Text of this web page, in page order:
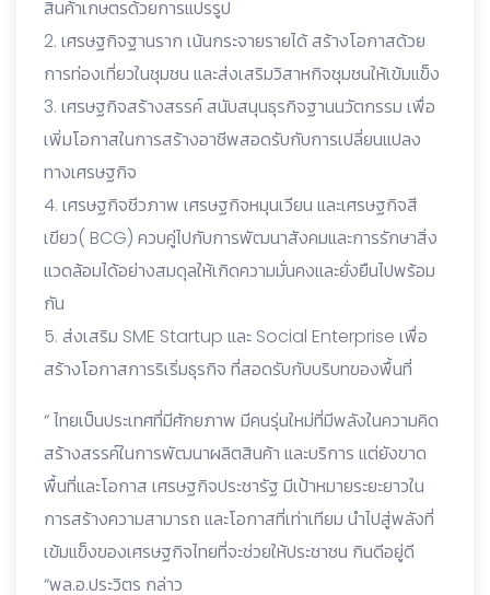
สินค้าเกษตรด้วยการแปรรูป
2. เศรษฐกิจฐานราก เน้นกระจายรายได้ สร้างโอกาสด้วย
การท่องเที่ยวในชุมชน และส่งเสริมวิสาหกิจชุมชนให้เข้มแข็ง
3. เศรษฐกิจสร้างสรรค์ สนับสนุนธุรกิจฐานนวัตกรรม เพื่อ
เพิ่มโอกาสในการสร้างอาชีพสอดรับกับการเปลี่ยนแปลง
ทางเศรษฐกิจ
4. เศรษฐกิจชีวภาพ เศรษฐกิจหมุนเวียน และเศรษฐกิจสี
เขียว( BCG) ควบคู่ไปกับการพัฒนาสังคมและการรักษาสิ่ง
แวดล้อมได้อย่างสมดุลให้เกิดความมั่นคงและยั่งยืนไปพร้อม
กัน
5. ส่งเสริม SME Startup และ Social Enterprise เพื่อ
สร้างโอกาสการริเริ่มธุรกิจ ที่สอดรับกับบริบทของพื้นที่
“ ไทยเป็นประเทศที่มีศักยภาพ มีคนรุ่นใหม่ที่มีพลังในความคิด
สร้างสรรค์ในการพัฒนาผลิตสินค้า และบริการ แต่ยังขาด
พื้นที่และโอกาส เศรษฐกิจประชารัฐ มีเป้าหมายระยะยาวใน
การสร้างความสามารถ และโอกาสที่เท่าเทียม นำไปสู่พลังที่
เข้มแข็งของเศรษฐกิจไทยที่จะช่วยให้ประชาชน กินดีอยู่ดี
“พล.อ.ประวิตร กล่าว